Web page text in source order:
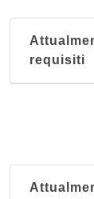
requisiti